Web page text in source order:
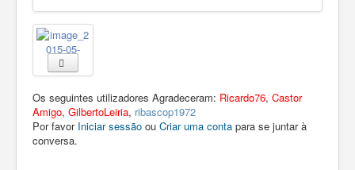
Os seguintes utilizadores Agradeceram: Ricardo76, Castor
Amigo, GilbertoLeiria, ribascop1972
Por favor Iniciar sessão ou Criar uma conta para se juntar à
conversa.